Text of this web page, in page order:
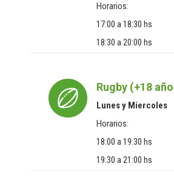
Horarios:
17:00 a 18:30 hs
18:30 a 20:00 hs
Rugby (+18
Lunes y Miercoles
Horarios:
18:00 a 19:30 hs
19:30 a 21:00 hs